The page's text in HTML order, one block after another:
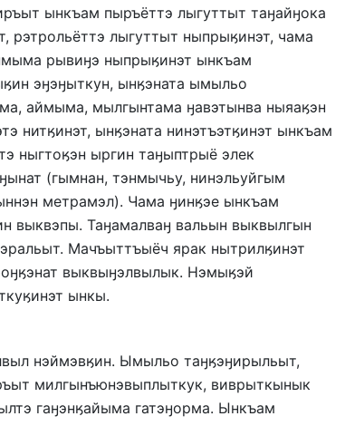
ынкъам пыръёттэ лыгуттыт таӈайӈока
рэтрольёттэ лыгуттыт ныпрыӄинэт, чама
рывиӈэ ныпрыӄинэт ынкъам
эӈэӈыткун, ынӄэната ымыльо
аймыма, мылгынтама ӈавэтынва ныяаӄэн
нитӄинэт, ынӄэната нинэтъэтӄинэт ынкъам
ныгтоӄэн ыргин таӈыптрыё элек
(гымнан, тэнмычьу, нинэльуйгым
метрамэл). Чама ӈинӄэе ынкъам
выквэпы. Таӈамалваӈ вальын выквылгын
Мачъыттъыёч ярак нытрилӄинэт
выквыӈэлвылык. Нэмыӄэй
ынкы.
нэймэвӄин. Ымыльо таӈӄэӈирыльыт,
милгынъюнэвыплыткук, виврыткынык
гаӈэнӄайыма гатэӈорма. Ынкъам